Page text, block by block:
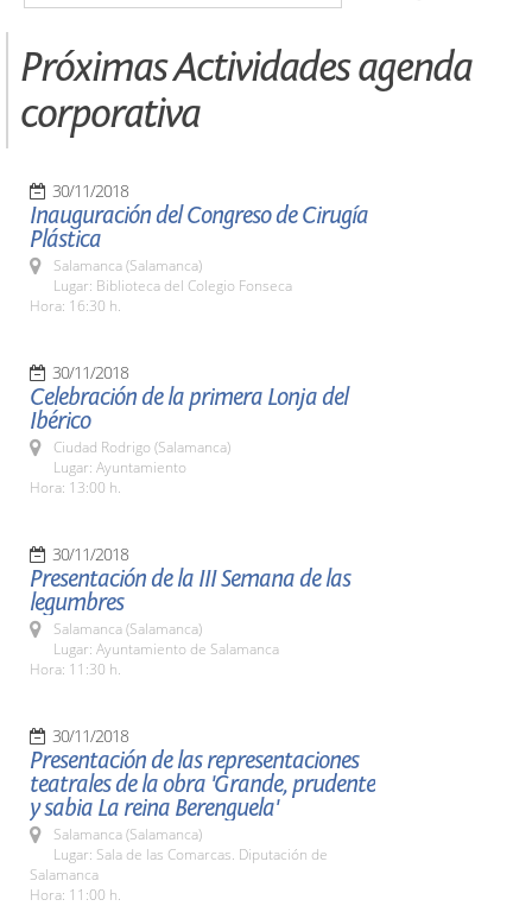
Próximas Actividades agenda
corporativa
30/11/2018
Inauguración del Congreso de Cirugía
Plástica
Salamanca (Salamanca)
Lugar: Biblioteca del Colegio Fonseca
Hora: 16:30 h.
30/11/2018
Celebración de la primera Lonja del
Ibérico
Ciudad Rodrigo (Salamanca)
Lugar: Ayuntamiento
Hora: 13:00 h.
30/11/2018
Presentación de la III Semana de las
legumbres
Salamanca (Salamanca)
Lugar: Ayuntamiento de Salamanca
Hora: 11:30 h.
30/11/2018
Presentación de las representaciones
teatrales de la obra 'Grande, prudente
y sabia La reina Berenguela'
Salamanca (Salamanca)
Lugar: Sala de las Comarcas. Diputación de
Salamanca
Hora: 11:00 h.